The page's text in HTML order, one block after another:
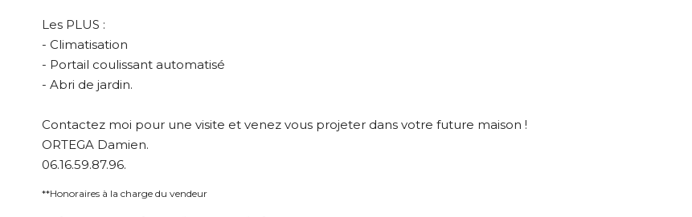
Les PLUS :
- Climatisation
- Portail coulissant automatisé
- Abri de jardin.
Contactez moi pour une visite et venez vous projeter dans votre future maison !
ORTEGA Damien.
06.16.59.87.96.
**Honoraires à la charge du vendeur